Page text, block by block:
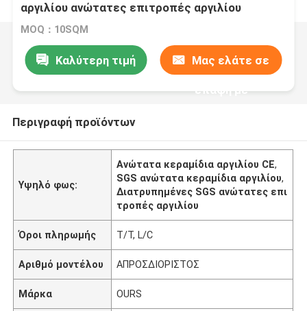
αργιλίου ανώτατες επιτροπές αργιλίου
ανώτατων κεραμιδιών μοναδικές
MOQ：10SQM
Καλύτερη τιμή Μας ελάτε σε
επαφή με
Περιγραφή προϊόντων
Υψηλό φως:
Ανώτατα κεραμίδια αργιλίου CE,
SGS ανώτατα κεραμίδια αργιλίου,
Διατρυπημένες SGS ανώτατες επι
τροπές αργιλίου
Όροι πληρωμής T/T, L/C
Αριθμό μοντέλου ΑΠΡΟΣΔΙΟΡΙΣΤΟΣ
Μάρκα OURS